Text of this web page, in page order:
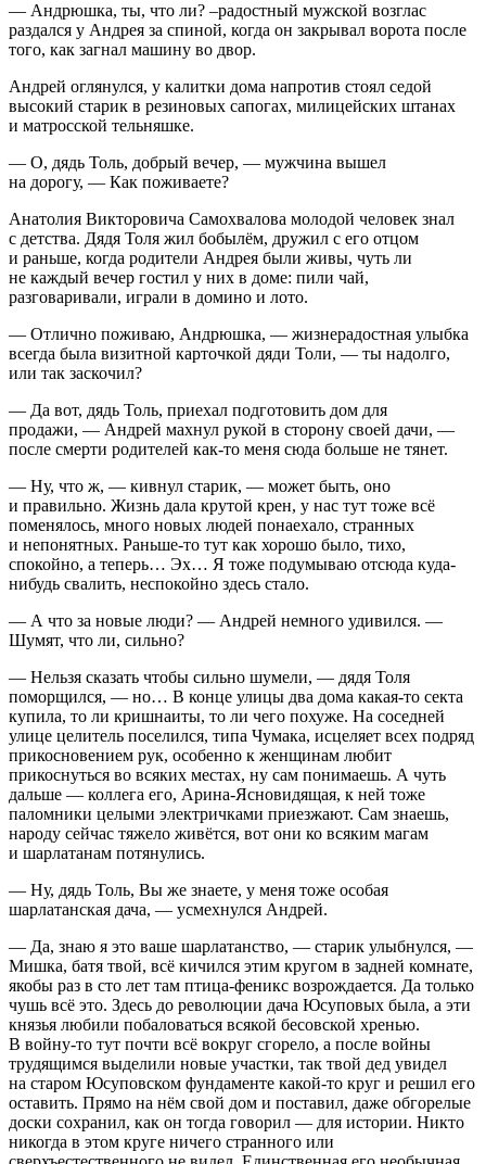
— Андрюшка, ты, что ли? –радостный мужской возглас
раздался у Андрея за спиной, когда он закрывал ворота после
того, как загнал машину во двор.
Андрей оглянулся, у калитки дома напротив стоял седой
высокий старик в резиновых сапогах, милицейских штанах
и матросской тельняшке.
— О, дядь Толь, добрый вечер, — мужчина вышел
на дорогу, — Как поживаете?
Анатолия Викторовича Самохвалова молодой человек знал
с детства. Дядя Толя жил бобылём, дружил с его отцом
и раньше, когда родители Андрея были живы, чуть ли
не каждый вечер гостил у них в доме: пили чай,
разговаривали, играли в домино и лото.
— Отлично поживаю, Андрюшка, — жизнерадостная улыбка
всегда была визитной карточкой дяди Толи, — ты надолго,
или так заскочил?
— Да вот, дядь Толь, приехал подготовить дом для
продажи, — Андрей махнул рукой в сторону своей дачи, —
после смерти родителей как-то меня сюда больше не тянет.
— Ну, что ж, — кивнул старик, — может быть, оно
и правильно. Жизнь дала крутой крен, у нас тут тоже всё
поменялось, много новых людей понаехало, странных
и непонятных. Раньше-то тут как хорошо было, тихо,
спокойно, а теперь… Эх… Я тоже подумываю отсюда куда-
нибудь свалить, неспокойно здесь стало.
— А что за новые люди? — Андрей немного удивился. —
Шумят, что ли, сильно?
— Нельзя сказать чтобы сильно шумели, — дядя Толя
поморщился, — но… В конце улицы два дома какая-то секта
купила, то ли кришнаиты, то ли чего похуже. На соседней
улице целитель поселился, типа Чумака, исцеляет всех подряд
прикосновением рук, особенно к женщинам любит
прикоснуться во всяких местах, ну сам понимаешь. А чуть
дальше — коллега его, Арина-Ясновидящая, к ней тоже
паломники целыми электричками приезжают. Сам знаешь,
народу сейчас тяжело живётся, вот они ко всяким магам
и шарлатанам потянулись.
— Ну, дядь Толь, Вы же знаете, у меня тоже особая
шарлатанская дача, — усмехнулся Андрей.
— Да, знаю я это ваше шарлатанство, — старик улыбнулся, —
Мишка, батя твой, всё кичился этим кругом в задней комнате,
якобы раз в сто лет там птица-феникс возрождается. Да только
чушь всё это. Здесь до революции дача Юсуповых была, а эти
князья любили побаловаться всякой бесовской хренью.
В войну-то тут почти всё вокруг сгорело, а после войны
трудящимся выделили новые участки, так твой дед увидел
на старом Юсуповском фундаменте какой-то круг и решил его
оставить. Прямо на нём свой дом и поставил, даже обгорелые
доски сохранил, как он тогда говорил — для истории. Никто
никогда в этом круге ничего странного или